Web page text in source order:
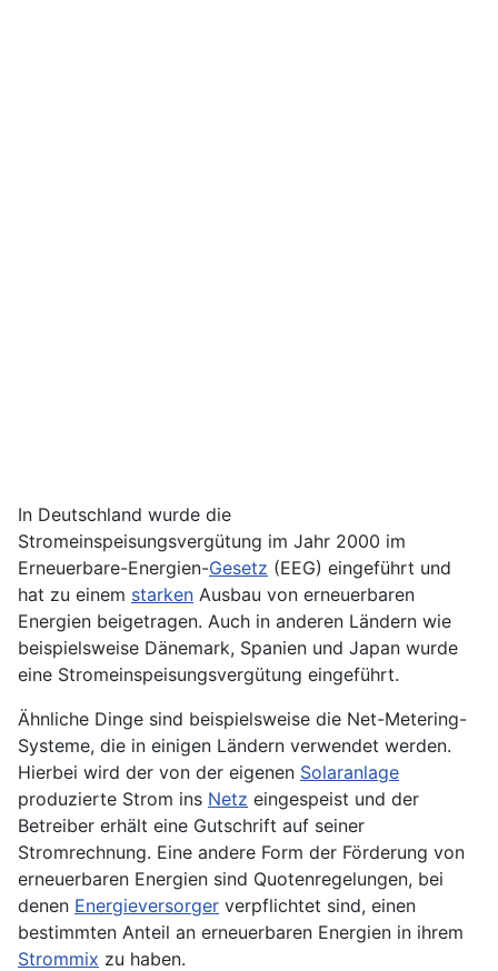
In Deutschland wurde die
Stromeinspeisungsvergütung im Jahr 2000 im
Erneuerbare-Energien-Gesetz (EEG) eingeführt und
hat zu einem starken Ausbau von erneuerbaren
Energien beigetragen. Auch in anderen Ländern wie
beispielsweise Dänemark, Spanien und Japan wurde
eine Stromeinspeisungsvergütung eingeführt.
Ähnliche Dinge sind beispielsweise die Net-Metering-
Systeme, die in einigen Ländern verwendet werden.
Hierbei wird der von der eigenen Solaranlage
produzierte Strom ins Netz eingespeist und der
Betreiber erhält eine Gutschrift auf seiner
Stromrechnung. Eine andere Form der Förderung von
erneuerbaren Energien sind Quotenregelungen, bei
denen Energieversorger verpflichtet sind, einen
bestimmten Anteil an erneuerbaren Energien in ihrem
Strommix zu haben.